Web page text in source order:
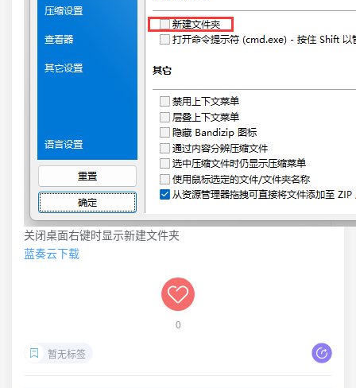
关闭桌面右键时显示新建文件夹
蓝奏云下载
0
暂无标签